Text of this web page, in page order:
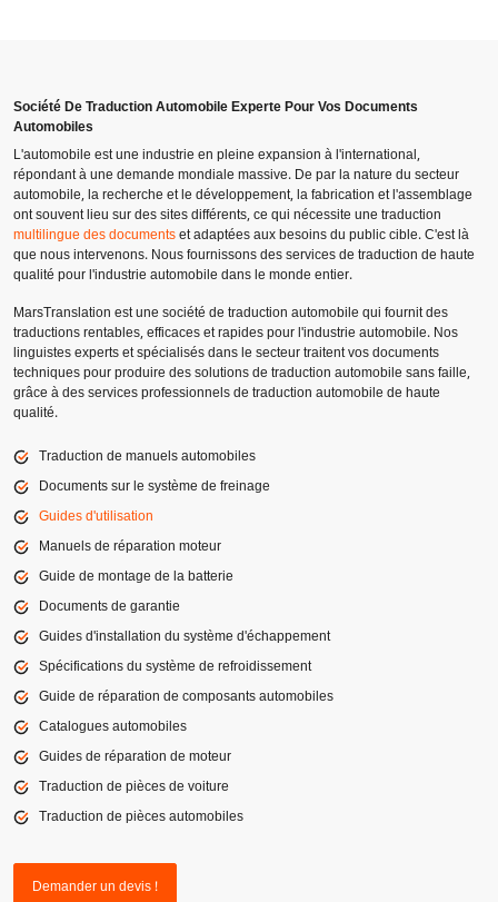
Société De Traduction Automobile Experte Pour Vos Documents
Automobiles
L'automobile est une industrie en pleine expansion à l'international,
répondant à une demande mondiale massive. De par la nature du secteur
automobile, la recherche et le développement, la fabrication et l'assemblage
ont souvent lieu sur des sites différents, ce qui nécessite une traduction
multilingue des documentset adaptées aux besoins du public cible. C'est là
que nous intervenons. Nous fournissons des services de traduction de haute
qualité pour l'industrie automobile dans le monde entier.
MarsTranslation est une société de traduction automobile qui fournit des
traductions rentables, efficaces et rapides pour l'industrie automobile. Nos
linguistes experts et spécialisés dans le secteur traitent vos documents
techniques pour produire des solutions de traduction automobile sans faille,
grâce à des services professionnels de traduction automobile de haute
qualité.
Traduction de manuels automobiles
Documents sur le système de freinage
Guides d'utilisation
Manuels de réparation moteur
Guide de montage de la batterie
Documents de garantie
Guides d'installation du système d'échappement
Spécifications du système de refroidissement
Guide de réparation de composants automobiles
Catalogues automobiles
Guides de réparation de moteur
Traduction de pièces de voiture
Traduction de pièces automobiles
Demander un devis !